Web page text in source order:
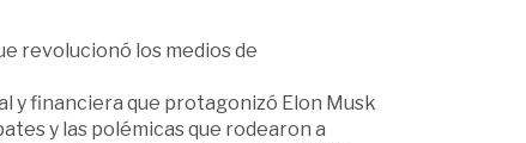
revolucionó los medios de
y financiera que protagonizó Elon Musk
y las polémicas que rodearon a